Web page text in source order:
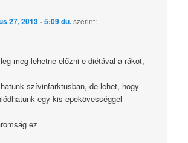
27, 2013 - 5:09 du.szerint:
meg lehetne előzni e diétával a rákot,
szívinfarktusban, de lehet, hogy
egy kis epekövességgel
ez